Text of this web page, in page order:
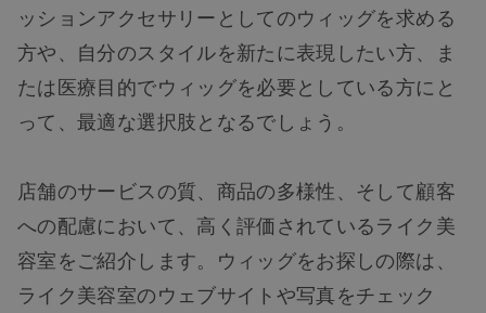
ッションアクセサリーとしてのウィッグを求める
方や、自分のスタイルを新たに表現したい方、ま
たは医療目的でウィッグを必要としている方にと
って、最適な選択肢となるでしょう。
店舗のサービスの質、商品の多様性、そして顧客
への配慮において、高く評価されているライク美
容室をご紹介します。ウィッグをお探しの際は、
ライク美容室のウェブサイトや写真をチェック